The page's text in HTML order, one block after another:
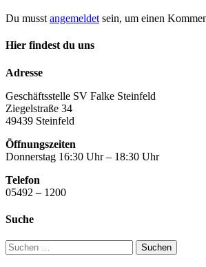
Du musst angemeldet sein, um einen
Hier findest du uns
Adresse
Geschäftsstelle SV Falke Steinfeld
Ziegelstraße 34
49439 Steinfeld
Öffnungszeiten
Donnerstag 16:30 Uhr – 18:30 Uhr
Telefon
05492 – 1200
Suche
Suchen
nach: